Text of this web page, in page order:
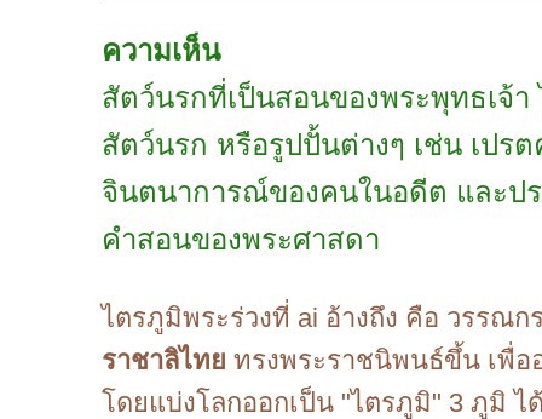
ความเห็น
สัตว์นรกที่เป็นสอนของพระพุทธเจ้า
สัตว์นรก หรือรูปปั้นต่างๆ เช่น เปร
จินตนาการณ์ของคนในอดีต และป
คำสอนของพระศาสดา
ไตรภูมิพระร่วงที่ ai อ้างถึง คือ วรรณ
ราชาลิไทย ทรงพระราชนิพนธ์ขึ้น เพื่
โดยแบ่งโลกออกเป็น "ไตรภูมิ" 3 ภูมิ